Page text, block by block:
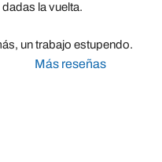
la vuelta.
un trabajo estupendo.
Más reseñas